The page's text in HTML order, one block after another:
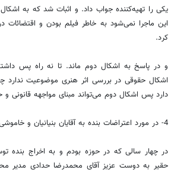
یکی را تهیه‌کننده جواب داد. و اثبات شد که به
این ماجرا نمی‌شود به خاطر فیلم بودن و اقتضائات
کرد.
و در پاسخ به اشکال دوم ماند. تا نه راه پس
اشکال حقوقی در بررسی اثر هنری موضوعیت ندارد
دارد پس اشکال دوم می‌تواند مبنای مواجهه قانونی و
4- در مورد اعتراضات بنده به آقایان بنیانیان و خاموشی
در چهار سالی که در حوزه بودم و به اخراج بنده
حقیر به دوست عزیز آقای محمدرضا حدادی مدیر